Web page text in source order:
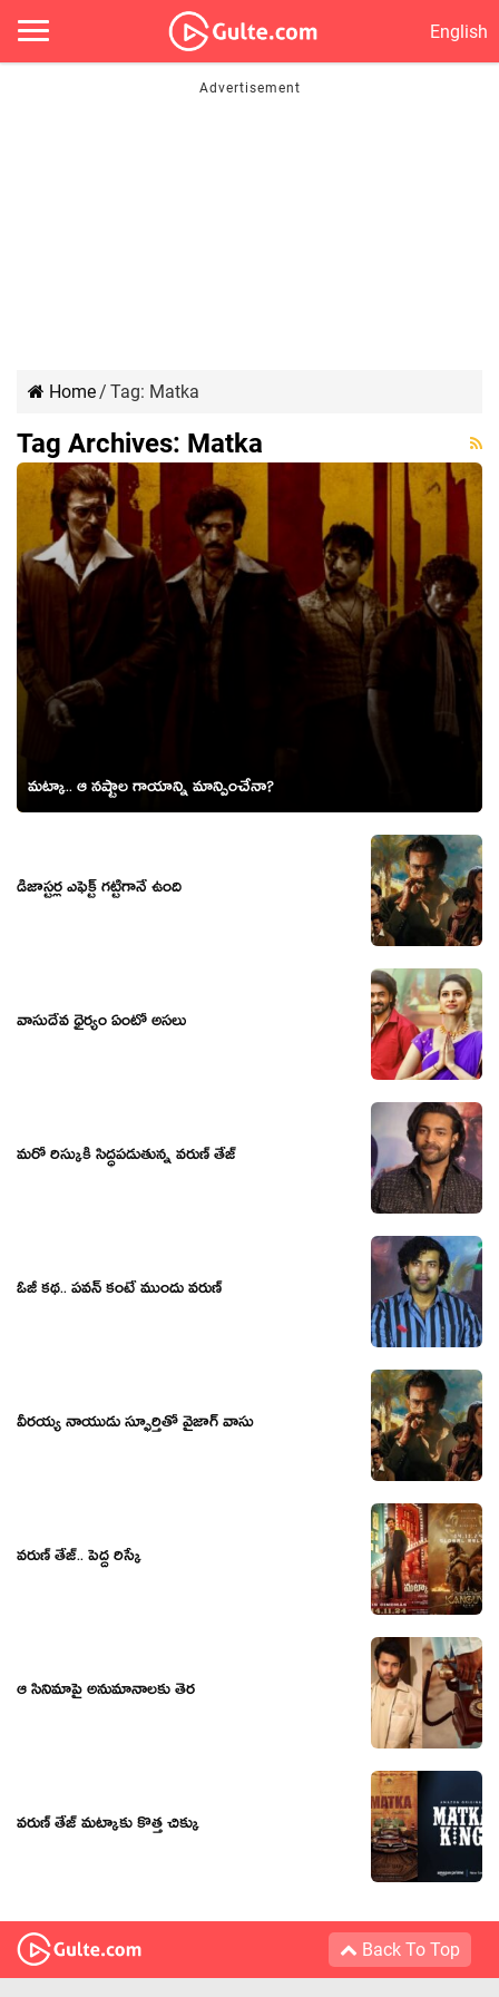
English
Home/ Tag: Matka
Tag Archives: Matka
మట్కా.. ఆ నష్టాల గాయాన్ని మాన్పించేనా?
డిజాస్టర్ల ఎఫెక్ట్ గ‌ట్టిగానే ఉంది
వాసుదేవ ధైర్యం ఏంటో అసలు
మరో రిస్కుకి సిద్ధపడుతున్న వరుణ్ తేజ్
ఓజీ కథ.. పవన్ కంటే ముందు వరుణ్
వీరయ్య నాయుడు స్ఫూర్తితో వైజాగ్ వాసు
వరుణ్ తేజ్.. పెద్ద రిస్కే
ఆ సినిమాపై అనుమానాలకు తెర
వరుణ్ తేజ్ మట్కాకు కొత్త చిక్కు
Back To Top